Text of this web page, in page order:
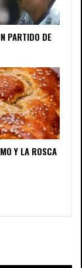
PARTIDO DE
Y LA ROSCA